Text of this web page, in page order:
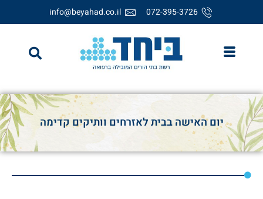
072-395-3726
info@beyahad.co.il
יום האישה בבית לאזרחים וותיקים קדימה